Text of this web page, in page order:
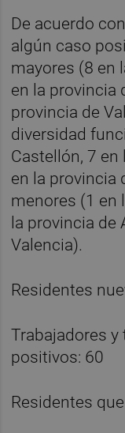
De acuerdo
algún caso
mayores (8 en
en la provincia
provincia de
diversidad
Castellón, 7
en la provincia
menores (1 en
la provincia de
Valencia).
Residentes
Trabajadores
positivos: 60
Residentes